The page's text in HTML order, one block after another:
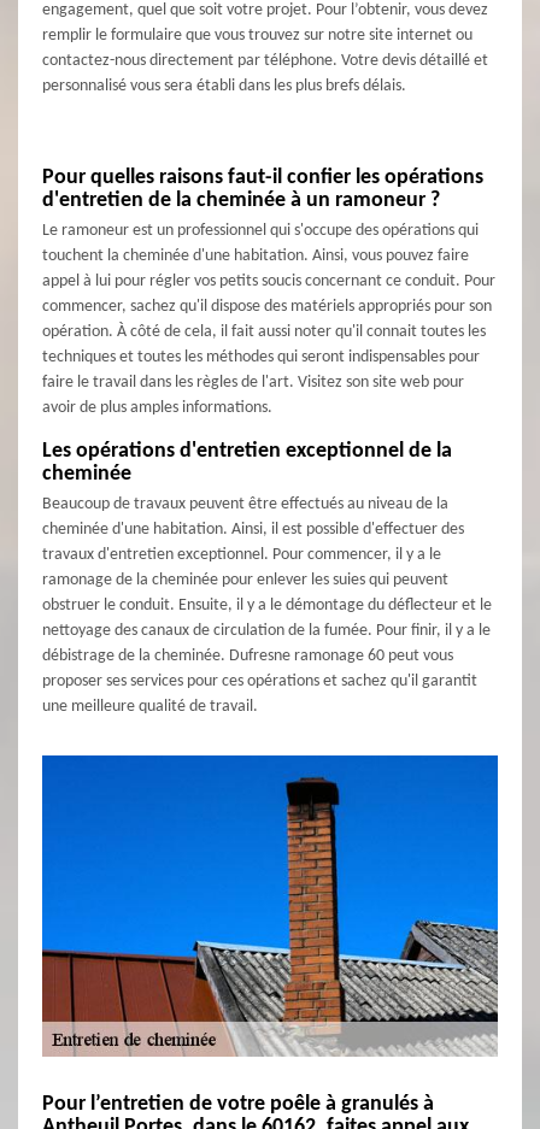
engagement, quel que soit votre projet. Pour l’obtenir, vous devez
remplir le formulaire que vous trouvez sur notre site internet ou
contactez-nous directement par téléphone. Votre devis détaillé et
personnalisé vous sera établi dans les plus brefs délais.
Pour quelles raisons faut-il confier les opérations
d'entretien de la cheminée à un ramoneur ?
Le ramoneur est un professionnel qui s'occupe des opérations qui
touchent la cheminée d'une habitation. Ainsi, vous pouvez faire
appel à lui pour régler vos petits soucis concernant ce conduit. Pour
commencer, sachez qu'il dispose des matériels appropriés pour son
opération. À côté de cela, il fait aussi noter qu'il connait toutes les
techniques et toutes les méthodes qui seront indispensables pour
faire le travail dans les règles de l'art. Visitez son site web pour
avoir de plus amples informations.
Les opérations d'entretien exceptionnel de la
cheminée
Beaucoup de travaux peuvent être effectués au niveau de la
cheminée d'une habitation. Ainsi, il est possible d'effectuer des
travaux d'entretien exceptionnel. Pour commencer, il y a le
ramonage de la cheminée pour enlever les suies qui peuvent
obstruer le conduit. Ensuite, il y a le démontage du déflecteur et le
nettoyage des canaux de circulation de la fumée. Pour finir, il y a le
débistrage de la cheminée. Dufresne ramonage 60 peut vous
proposer ses services pour ces opérations et sachez qu'il garantit
une meilleure qualité de travail.
Pour l’entretien de votre poêle à granulés à